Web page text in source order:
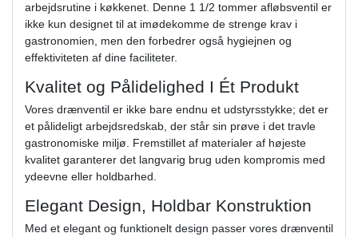
arbejdsrutine i køkkenet. Denne 1 1/2 tommer afløbsventil er
ikke kun designet til at imødekomme de strenge krav i
gastronomien, men den forbedrer også hygiejnen og
effektiviteten af dine faciliteter.
Kvalitet og Pålidelighed I Ét Produkt
Vores drænventil er ikke bare endnu et udstyrsstykke; det er
et pålideligt arbejdsredskab, der står sin prøve i det travle
gastronomiske miljø. Fremstillet af materialer af højeste
kvalitet garanterer det langvarig brug uden kompromis med
ydeevne eller holdbarhed.
Elegant Design, Holdbar Konstruktion
Med et elegant og funktionelt design passer vores drænventil